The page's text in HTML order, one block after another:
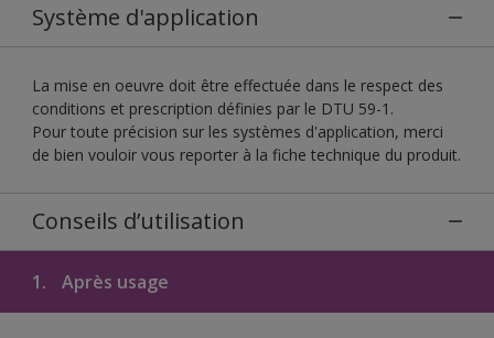
Système d'application
La mise en oeuvre doit être effectuée dans le respect des
conditions et prescription définies par le DTU 59-1.
Pour toute précision sur les systèmes d'application, merci
de bien vouloir vous reporter à la fiche technique du produit.
Conseils d’utilisation
1. Après usage